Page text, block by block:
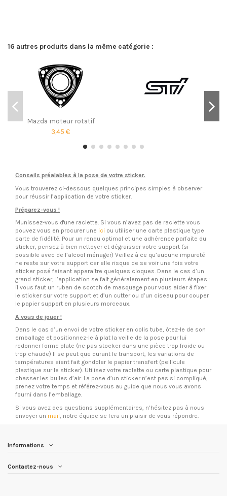
16 autres produits dans la même catégorie :
Mazda moteur rotatif
3,45 €
Conseils préalables à la pose de votre sticker.
Vous trouverez ci-dessous quelques principes simples à observer
pour réussir l’application de votre sticker.
Préparez-vous !
Munissez-vous d'une raclette. Si vous n’avez pas de raclette vous
pouvez vous en procurer une ici ou utiliser une carte plastique type
carte de fidélité. Pour un rendu optimal et une adhérence parfaite du
sticker, pensez à bien nettoyer et dégraisser votre support (si
possible avec de l’alcool ménager) Veillez à ce qu’aucune impureté
ne reste sur votre support car elle risque de se voir une fois votre
sticker posé faisant apparaitre quelques cloques. Dans le cas d’un
grand sticker, l’application se fait généralement en plusieurs étapes :
il vous faut un ruban de scotch de masquage pour vous aider à fixer
le sticker sur votre support et d’un cutter ou d’un ciseau pour couper
le papier support en plusieurs morceaux.
A vous de jouer !
Dans le cas d’un envoi de votre sticker en colis tube, ôtez-le de son
emballage et positionnez-le à plat la veille de la pose pour lui
redonner forme plate (ne pas stocker dans une pièce trop froide ou
trop chaude) Il se peut que durant le transport, les variations de
températures aient fait gondoler le papier transfert (pellicule
plastique sur le sticker). Utilisez votre raclette ou carte plastique pour
chasser les bulles d’air. La pose d’un sticker n’est pas si compliqué,
prenez votre temps et référez-vous au guide que nous vous avons
fourni dans l’emballage.
Si vous avez des questions supplémentaires, n’hésitez pas à nous
envoyer un mail, notre équipe se fera un plaisir de vous répondre.
Informations
Contactez-nous